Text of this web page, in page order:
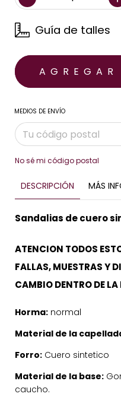
Guía de talles
MEDIOS DE ENVÍO
No sé mi código postal
DESCRIPCIÓN MÁS
Sandalias de cuero
ATENCION TODOS
FALLAS, MUESTRAS Y
CAMBIO DENTRO DE
Horma: normal
Material de la
Forro: Cuero sintetico
Material de la base:
caucho.